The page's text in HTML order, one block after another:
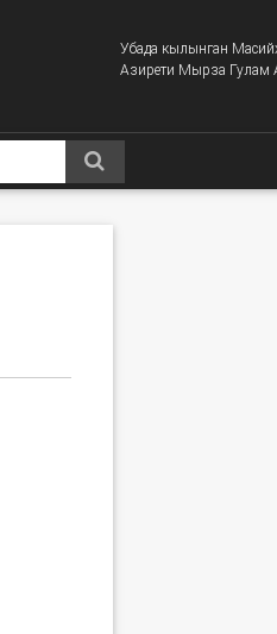
Убада кылынган
Азирети Мырза Гулам